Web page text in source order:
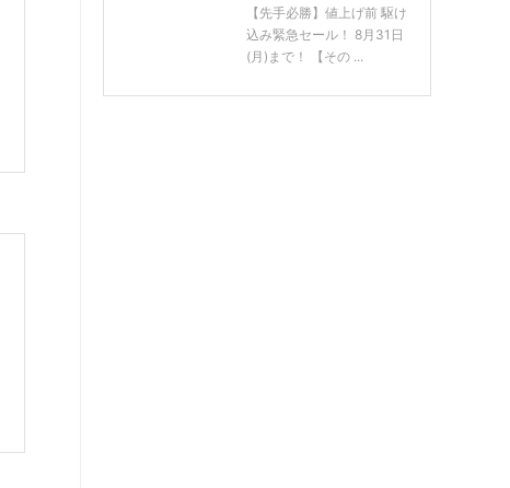
【先手必勝】値上げ前 駆け
込み緊急セール！ 8月31日
(月)まで！ 【その ...